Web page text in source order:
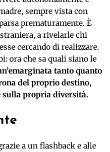
sempre vista con
prematuramente. È
a rivelarle chi
cercando di realizzare.
ora che sa quali siano le
tanto quanto
del proprio destino,
sulla propria diversità.
a un flashback e alle